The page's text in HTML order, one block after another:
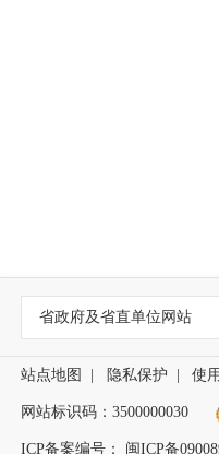
省政府及省直单位网站
站点地图 隐私保护 使
网站标识码：3500000030
ICP备案编号： 闽ICP备